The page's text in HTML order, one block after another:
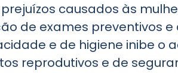
causados às
de exames preventivos
e de higiene inibe o
reprodutivos e de